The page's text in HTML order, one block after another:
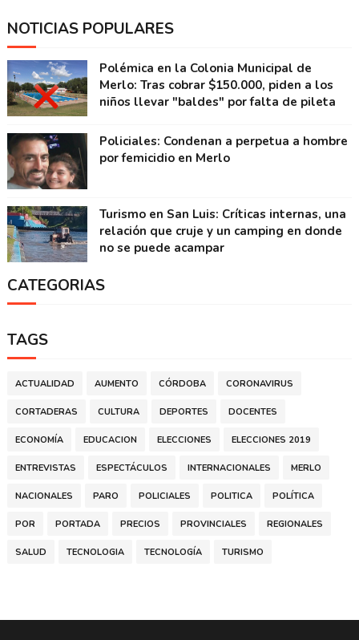
NOTICIAS POPULARES
Polémica en la Colonia Municipal de
Merlo: Tras cobrar $150.000, piden a los
niños llevar "baldes" por falta de pileta
Policiales: Condenan a perpetua a hombre
por femicidio en Merlo
Turismo en San Luis: Críticas internas, una
relación que cruje y un camping en donde
no se puede acampar
CATEGORIAS
TAGS
ACTUALIDAD AUMENTO CÓRDOBA CORONAVIRUS
CORTADERAS CULTURA DEPORTES DOCENTES
ECONOMÍA EDUCACION ELECCIONES ELECCIONES 2019
ENTREVISTAS ESPECTÁCULOS INTERNACIONALES MERLO
NACIONALES PARO POLICIALES POLITICA POLÍTICA
POR PORTADA PRECIOS PROVINCIALES REGIONALES
SALUD TECNOLOGIA TECNOLOGÍA TURISMO